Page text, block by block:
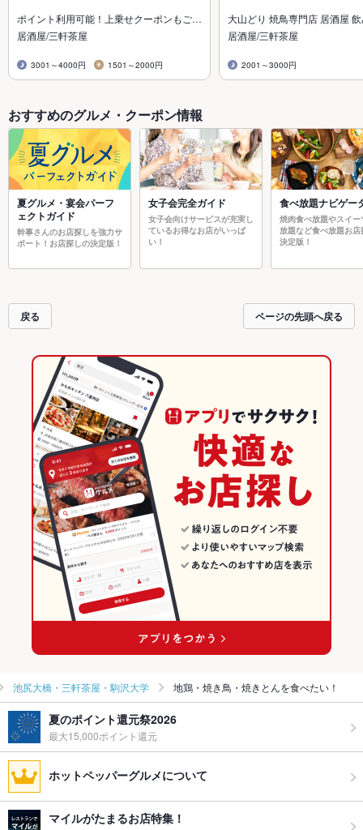
ポイント利用可能！上乗せクーポンもご…
居酒屋/三軒茶屋
3001～4000円 1501～2000円
大山どり 焼鳥専門店 居酒屋
居酒屋/三軒茶屋
2001～3000円
おすすめのグルメ・クーポン情報
夏グルメ・宴会パーフ
ェクトガイド
幹事さんのお店探しを強力サ
ポート！お店探しの決定版！
女子会完全ガイド
女子会向けサービスが充実し
ているお得なお店がいっぱ
い！
食べ放題ナビゲー
焼肉食べ放題やスイー
放題など食べ放題お店
決定版！
戻る ページの先頭へ戻る
池尻大橋・三軒茶屋・駒沢大学 地鶏・焼き鳥・焼きとんを食べたい！
夏のポイント還元祭2026
最大15,000ポイント還元
ホットペッパーグルメについて
マイルがたまるお店特集！